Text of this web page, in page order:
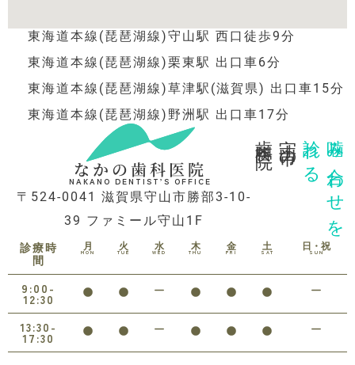
東海道本線(琵琶湖線)守山駅 西口徒歩9分
東海道本線(琵琶湖線)栗東駅 出口車6分
東海道本線(琵琶湖線)草津駅(滋賀県) 出口車15分
東海道本線(琵琶湖線)野洲駅 出口車17分
なかの歯科医院
NAKANO DENTIST’S OFFICE
〒524-0041 滋賀県守山市勝部3-10-
39 ファミール守山1F
噛み合わせを
診れる
守山市の
診療時
間
月
MON
火
TUE
水
WED
木
THU
金
FRI
土
SAT
日・祝
SUN
9:00-
12:30
13:30-
17:30